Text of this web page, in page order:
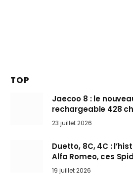
TOP
Jaecoo 8 : le
rechargeable 428 ch
arrive en Europe cet
23 juillet 2026
Duetto, 8C, 4C :
Alfa Romeo, ces
l’art de rouler
19 juillet 2026